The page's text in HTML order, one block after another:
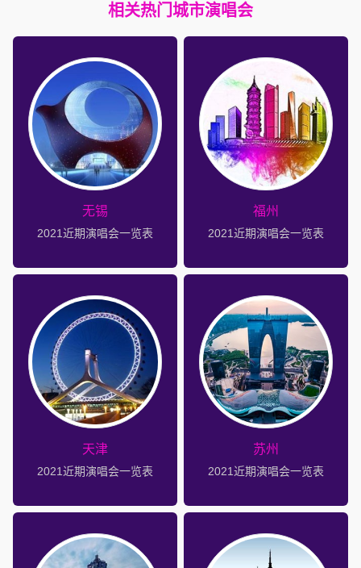
相关热门城市演唱会
无锡
2021近期演唱会一览表
福州
2021近期演唱会一览表
天津
2021近期演唱会一览表
苏州
2021近期演唱会一览表